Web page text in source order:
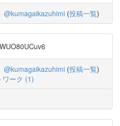
@kumagaikazuhimi (投稿一覧)
@kumagaikazuhimi (投稿一覧)
ワーク (1)